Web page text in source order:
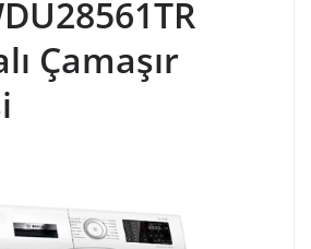
Çamaşır